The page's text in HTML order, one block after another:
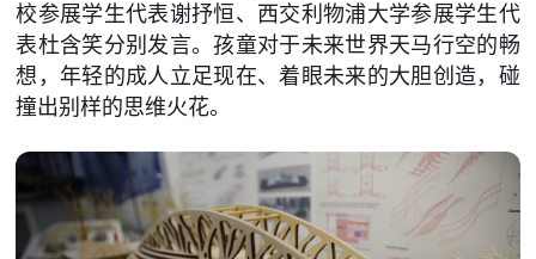
校参展学生代表谢抒恒、西交利物浦大学参展学生代
表杜含笑分别发言。孩童对于未来世界天马行空的畅
想，年轻的成人立足现在、着眼未来的大胆创造，碰
撞出别样的思维火花。